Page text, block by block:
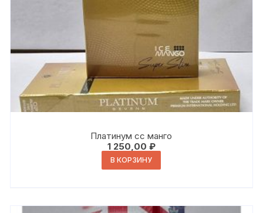
Платинум сс манго
1 250,00 ₽
В КОРЗИНУ